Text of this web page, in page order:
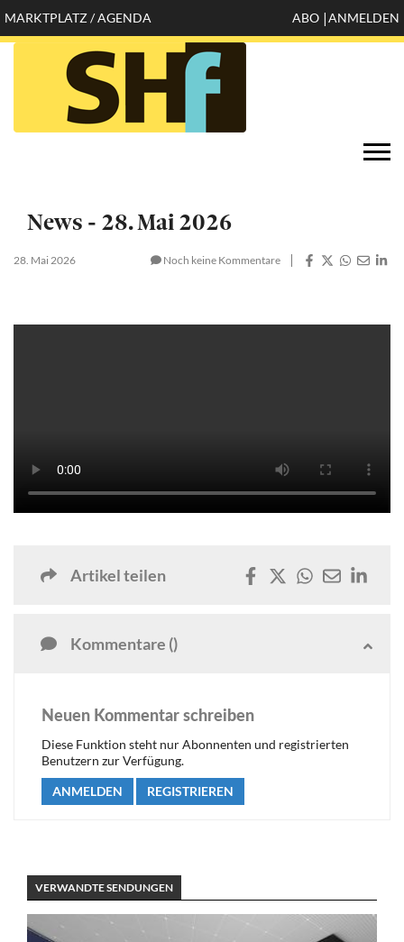
zum
Inhalt
Mobile
header
MARKTPLATZ / AGENDA ANMELDEN
ABO
News - 28. Mai 2026
28. Mai 2026 Noch keine Kommentare
Artikel teilen
Kommentare ()
Neuen Kommentar schreiben
Diese Funktion steht nur Abonnenten und registrierten
Benutzern zur Verfügung.
ANMELDEN
REGISTRIEREN
VERWANDTE SENDUNGEN